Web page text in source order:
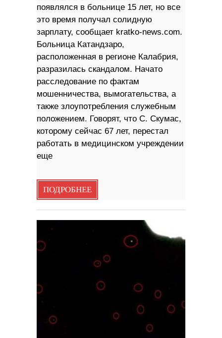
появлялся в больнице 15 лет, но все
это время получал солидную
зарплату, сообщает kratko-news.com.
Больница Катандзаро,
расположенная в регионе Калабрия,
разразилась скандалом. Начато
расследование по фактам
мошенничества, вымогательства, а
также злоупотребления служебным
положением. Говорят, что С. Скумас,
которому сейчас 67 лет, перестал
работать в медицинском учреждении
еще
ПОДРОБНЕЕ